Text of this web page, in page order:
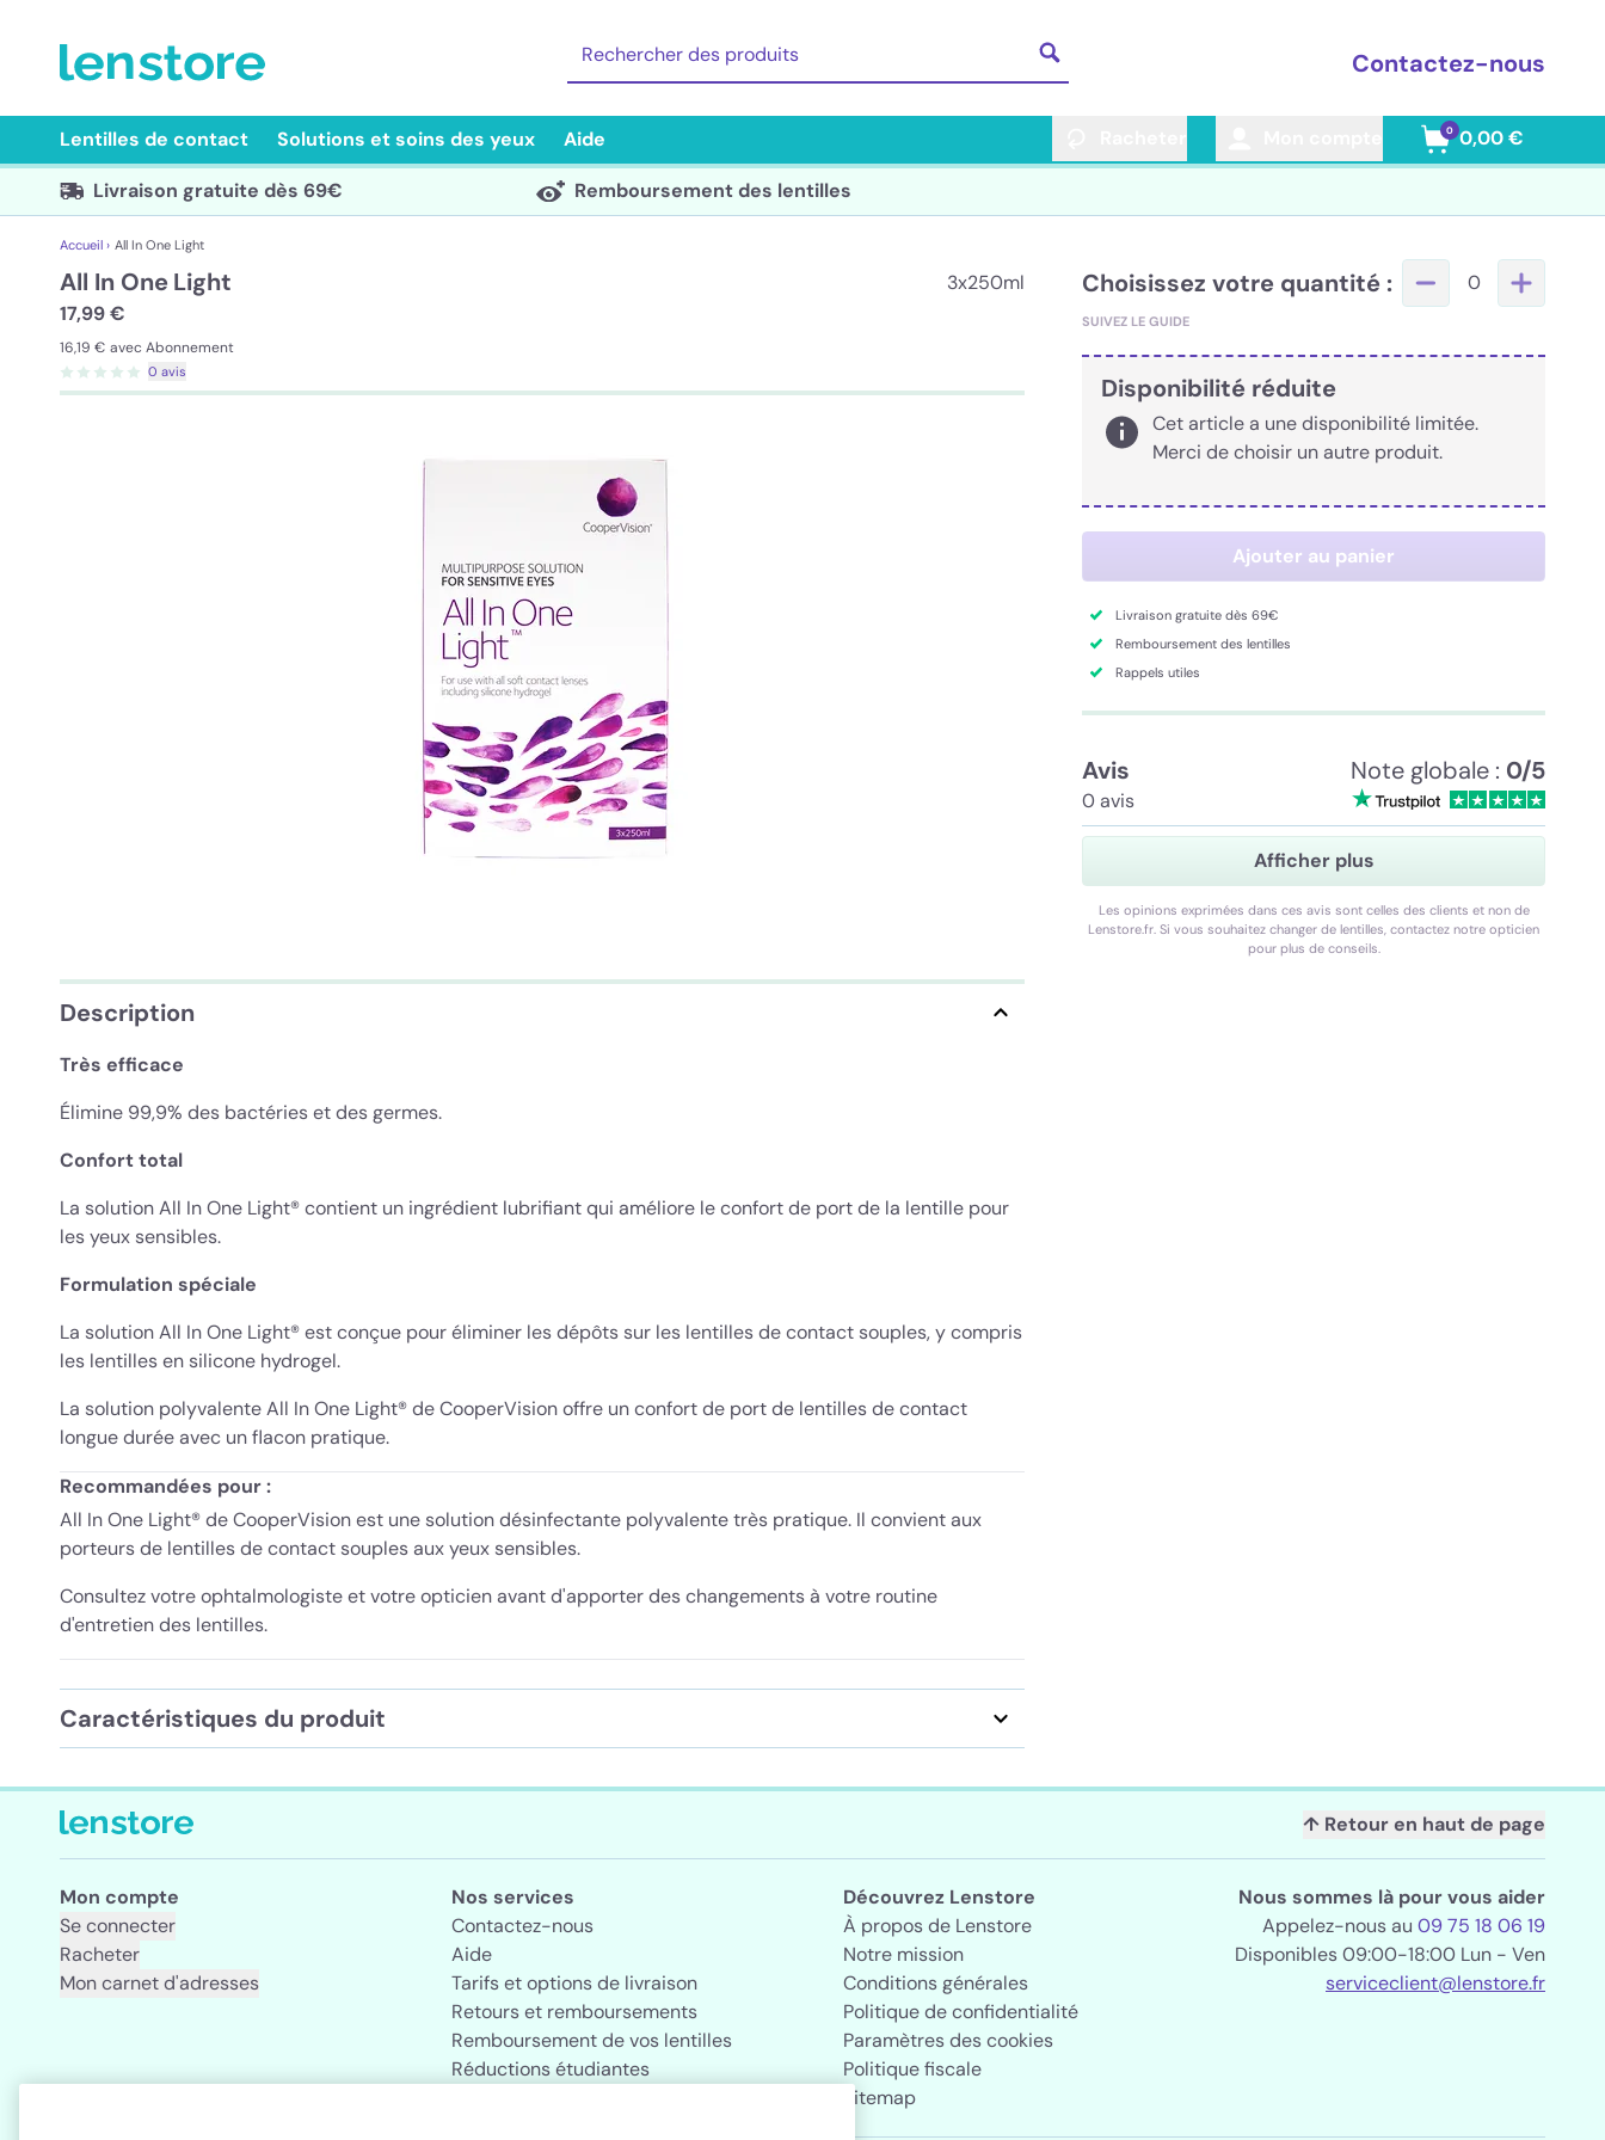
Contactez-nous
Lentilles de contact Solutions et soins des yeux Aide 0 0,00 €
Livraison gratuite dès 69€ Remboursement des lentilles
Accueil › All In One Light
All In One Light
17,99 €
16,19 € avec Abonnement
0 avis
3x250ml
Description
Très efficace
Élimine 99,9% des bactéries et des germes.
Confort total
La solution All In One Light® contient un ingrédient lubrifiant qui améliore le confort de port de la lentille pour
les yeux sensibles.
Formulation spéciale
La solution All In One Light® est conçue pour éliminer les dépôts sur les lentilles de contact souples, y compris
les lentilles en silicone hydrogel.
La solution polyvalente All In One Light® de CooperVision offre un confort de port de lentilles de contact
longue durée avec un flacon pratique.
Recommandées pour :
All In One Light® de CooperVision est une solution désinfectante polyvalente très pratique. Il convient aux
porteurs de lentilles de contact souples aux yeux sensibles.
Consultez votre ophtalmologiste et votre opticien avant d'apporter des changements à votre routine
d'entretien des lentilles.
Caractéristiques du produit
Choisissez votre quantité : 0
SUIVEZ LE GUIDE
Disponibilité réduite
Cet article a une disponibilité limitée.
Merci de choisir un autre produit.
Ajouter au panier
Livraison gratuite dès 69€
Remboursement des lentilles
Rappels utiles
Avis
0 avis
Note globale : 0/5
Afficher plus
Les opinions exprimées dans ces avis sont celles des clients et non de
Lenstore.fr. Si vous souhaitez changer de lentilles, contactez notre opticien
pour plus de conseils.
↑ Retour en haut de page
Mon compte
Se connecter
Racheter
Mon carnet d'adresses
Nos services
Contactez-nous
Aide
Tarifs et options de livraison
Retours et remboursements
Remboursement de vos lentilles
Réductions étudiantes
Découvrez Lenstore
À propos de Lenstore
Notre mission
Conditions générales
Politique de confidentialité
Paramètres des cookies
Politique fiscale
Sitemap
Nous sommes là pour vous aider
Appelez-nous au 09 75 18 06 19
Disponibles 09:00-18:00 Lun - Ven
serviceclient@lenstore.fr